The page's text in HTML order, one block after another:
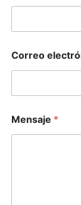
Correo
Mensaje *